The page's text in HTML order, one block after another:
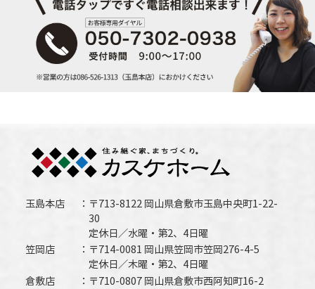
玉島本店
〒713-8122 岡山県倉敷市玉島中央町1-22-
30
定休日／水曜・第2、4日曜
笠岡店
〒714-0081 岡山県笠岡市笠岡276-4-5
定休日／木曜・第2、4日曜
倉敷店
〒710-0807 岡山県倉敷市西阿知町16-2